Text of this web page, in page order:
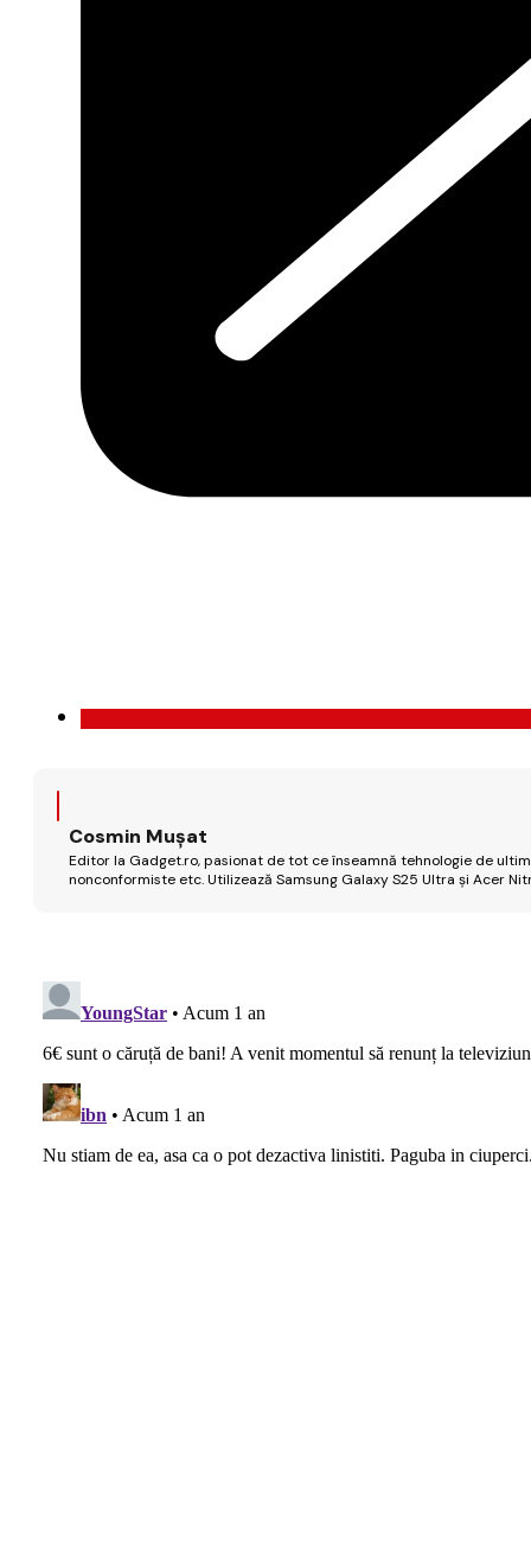
Cosmin Mușat
Editor la Gadget.ro, pasionat de tot ce înseamnă tehnologie de
nonconformiste etc. Utilizează Samsung Galaxy S25 Ultra și Acer